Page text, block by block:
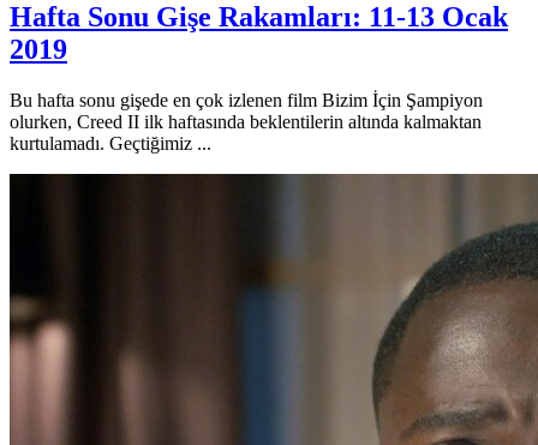
Hafta Sonu Gişe Rakamları: 11-13 Ocak
2019
Bu hafta sonu gişede en çok izlenen film Bizim İçin Şampiyon
olurken, Creed II ilk haftasında beklentilerin altında kalmaktan
kurtulamadı. Geçtiğimiz ...